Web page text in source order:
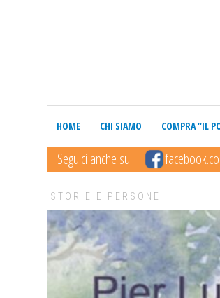
HOME CHI SIAMO COMPRA “IL
Seguici anche su
STORIE E PERSONE